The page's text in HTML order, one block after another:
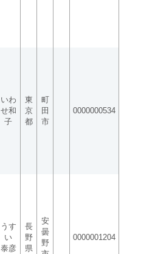
いわ
せ和
子
東
京
都
町
田
市
0000000534
うす
い
泰彦
長
野
県
安
曇
野
0000001204